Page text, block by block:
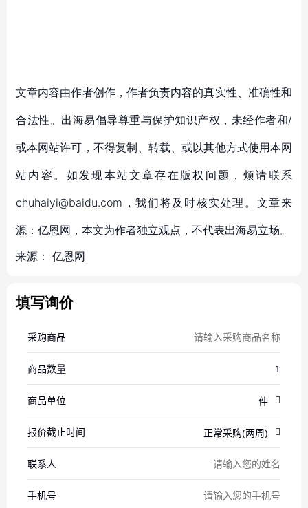
文章内容由作者创作，作者负责内容的真实性、准确性和
合法性。出海易倡导尊重与保护知识产权，未经作者和/
或本网站许可，不得复制、转载、或以其他方式使用本网
站内容。如发现本站文章存在版权问题，烦请联系
chuhaiyi@baidu.com，我们将及时核实处理。文章来
源：亿恩网，本文为作者独立观点，不代表出海易立场。
来源： 亿恩网
填写询价